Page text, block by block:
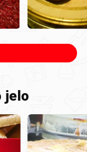
jelo